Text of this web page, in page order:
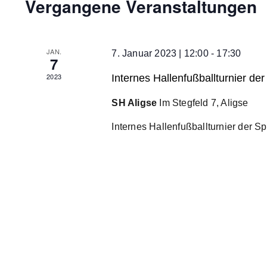
Vergangene Veranstaltungen
JAN.
7
2023
7. Januar 2023 | 12:00- 17:30
Internes Hallenfußballturnier
SH Aligse Im Stegfeld 7, Aligse
Internes Hallenfußballturnier der